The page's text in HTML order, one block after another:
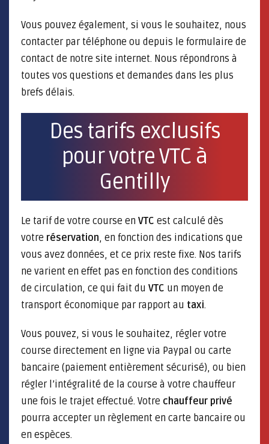
Vous pouvez également, si vous le souhaitez, nous
contacter par téléphone ou depuis le formulaire de
contact de notre site internet. Nous répondrons à
toutes vos questions et demandes dans les plus
brefs délais.
Des tarifs exclusifs
pour votre VTC à
Gentilly
Le tarif de votre course en VTC est calculé dès
votre réservation, en fonction des indications que
vous avez données, et ce prix reste fixe. Nos tarifs
ne varient en effet pas en fonction des conditions
de circulation, ce qui fait du VTC un moyen de
transport économique par rapport au taxi.
Vous pouvez, si vous le souhaitez, régler votre
course directement en ligne via Paypal ou carte
bancaire (paiement entièrement sécurisé), ou bien
régler l’intégralité de la course à votre chauffeur
une fois le trajet effectué. Votre chauffeur privé
pourra accepter un règlement en carte bancaire ou
en espèces.